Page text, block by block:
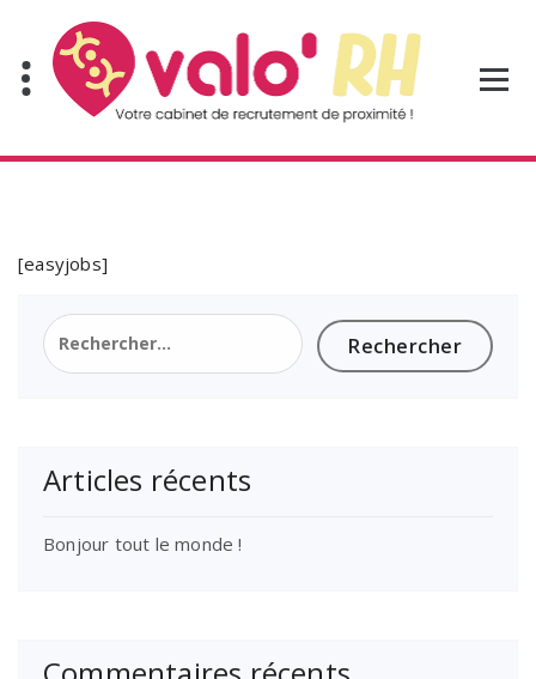
contenu
[easyjobs]
Rechercher :
Articles récents
Bonjour tout le monde !